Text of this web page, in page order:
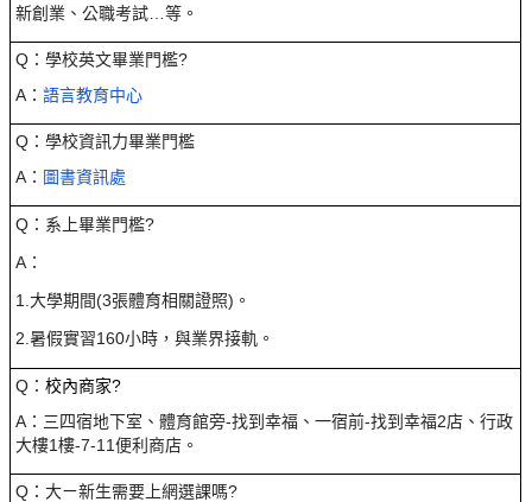
新創業、公職考試…等。
Q：學校英文畢業門檻?
A：語言教育中心
Q ：學校資訊力畢業門檻
A ： 圖書資訊處
Q ：系上畢業門檻?
A ：
1.大學期間(3張體育相關證照) 。
2.暑假實習160小時，與業界接軌 。
Q ：校內商家?
A ： 三四宿地下室、體育館旁-找到幸福、一宿前-找到幸福2店 、行政
大樓1樓-7-11便利商店 。
Q：大ㄧ新生需要上網選課嗎?